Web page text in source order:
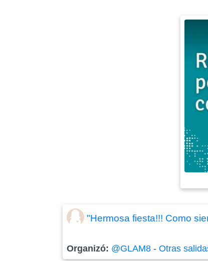
"Hermosa fiesta!!! Como
Organizó: @GLAM8 -Otras